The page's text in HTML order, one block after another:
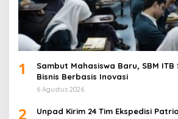
1
Sambut Mahasiswa Baru, SBM ITB
Bisnis Berbasis Inovasi
6 Agustus 2026
2
Unpad Kirim 24 Tim Ekspedisi